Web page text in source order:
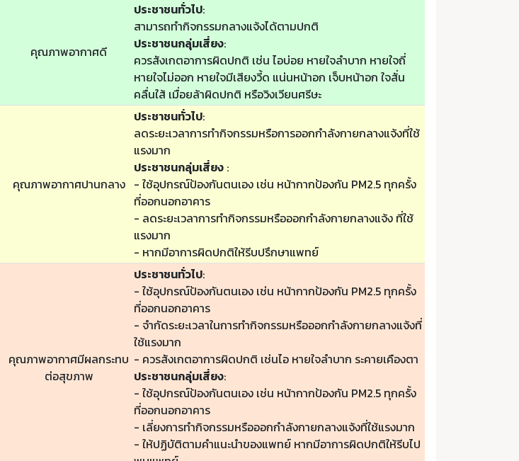
คุณภาพอากาศดี
ประชาชนทั่วไป:
สามารถทำกิจกรรมกลางแจ้งได้ตามปกติ
ประชาชนกลุ่มเสี่ยง:
ควรสังเกตอาการผิดปกติ เช่น ไอบ่อย หายใจลำบาก หายใจถี่
หายใจไม่ออก หายใจมีเสียงวี้ด แน่นหน้าอก เจ็บหน้าอก ใจสั่น
คลื่นใส้ เมื่อยล้าผิดปกติ หรือวิงเวียนศรีษะ
คุณภาพอากาศปานกลาง
ประชาชนทั่วไป:
ลดระยะเวลาการทำกิจกรรมหรือการออกกำลังกายกลางแจ้งที่ใช้
แรงมาก
ประชาชนกลุ่มเสี่ยง :
- ใช้อุปกรณ์ป้องกันตนเอง เช่น หน้ากากป้องกัน PM2.5 ทุกครั้ง
ที่ออกนอกอาคาร
- ลดระยะเวลาการทำกิจกรรมหรือออกกำลังกายกลางแจ้ง ที่ใช้
แรงมาก
- หากมีอาการผิดปกติให้รีบปรึกษาแพทย์
คุณภาพอากาศมีผลกระทบ
ต่อสุขภาพ
ประชาชนทั่วไป:
- ใช้อุปกรณ์ป้องกันตนเอง เช่น หน้ากากป้องกัน PM2.5 ทุกครั้ง
ที่ออกนอกอาคาร
- จำกัดระยะเวลาในการทำกิจกรรมหรือออกกำลังกายกลางแจ้งที่
ใช้แรงมาก
- ควรสังเกตอาการผิดปกติ เช่นไอ หายใจลำบาก ระคายเคืองตา
ประชาชนกลุ่มเสี่ยง:
- ใช้อุปกรณ์ป้องกันตนเอง เช่น หน้ากากป้องกัน PM2.5 ทุกครั้ง
ที่ออกนอกอาคาร
- เลี่ยงการทำกิจกรรมหรือออกกำลังกายกลางแจ้งที่ใช้แรงมาก
- ให้ปฏิบัติตามคำแนะนำของแพทย์ หากมีอาการผิดปกติให้รีบไป